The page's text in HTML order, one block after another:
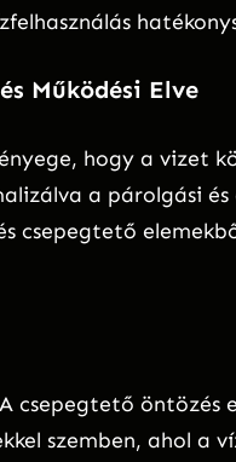
Működési Elve
hogy a vizet
a párolgási
csepegtető
csepegtető öntözés
szemben, ahol a